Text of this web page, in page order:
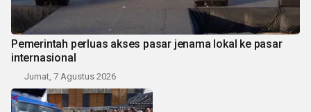
Pemerintah perluas akses pasar jenama lokal ke pasar
internasional
Jumat, 7 Agustus 2026